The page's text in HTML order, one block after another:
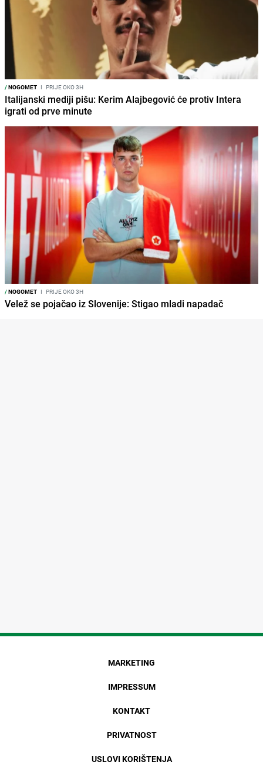
/NOGOMET I PRIJE OKO 3H
Italijanski mediji pišu: Kerim Alajbegović će protiv Intera
igrati od prve minute
/NOGOMET I PRIJE OKO 3H
Velež se pojačao iz Slovenije: Stigao mladi napadač
MARKETING
IMPRESSUM
KONTAKT
PRIVATNOST
USLOVI KORIŠTENJA